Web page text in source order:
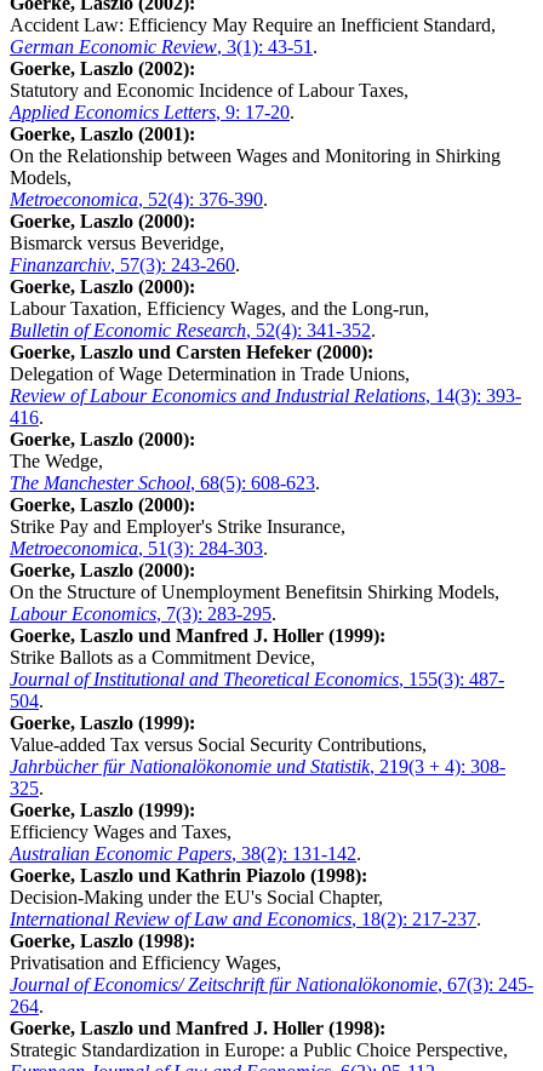
Accident Law: Efficiency May Require an Inefficient Standard,
German Economic Review, 3(1): 43-51 .
Goerke, Laszlo (2002):
Statutory and Economic Incidence of Labour Taxes,
Applied Economics Letters, 9: 17-20.
Goerke, Laszlo (2001):
On the Relationship between Wages and Monitoring in Shirking
Models,
Metroeconomica, 52(4): 376-390.
Goerke, Laszlo (2000):
Bismarck versus Beveridge,
Finanzarchiv, 57(3): 243-260.
Goerke, Laszlo (2000):
Labour Taxation, Efficiency Wages, and the Long-run,
Bulletin of Economic Research, 52(4): 341-352.
Goerke, Laszlo und Carsten Hefeker (2000):
Delegation of Wage Determination in Trade Unions,
Review of Labour Economics and Industrial Relations, 14(3): 393-
416.
Goerke, Laszlo (2000):
The Wedge,
The Manchester School, 68(5): 608-623.
Goerke, Laszlo (2000):
Strike Pay and Employer's Strike Insurance,
Metroeconomica, 51(3): 284-303.
Goerke, Laszlo (2000):
On the Structure of Unemployment Benefitsin Shirking Models,
Labour Economics, 7(3): 283-295.
Goerke, Laszlo und Manfred J. Holler (1999):
Strike Ballots as a Commitment Device,
Journal of Institutional and Theoretical Economics, 155(3): 487-
504.
Goerke, Laszlo (1999):
Value-added Tax versus Social Security Contributions,
Jahrbücher für Nationalökonomie und Statistik, 219(3 + 4): 308-
325.
Goerke, Laszlo (1999):
Efficiency Wages and Taxes,
Australian Economic Papers, 38(2): 131-142.
Goerke, Laszlo und Kathrin Piazolo (1998):
Decision-Making under the EU's Social Chapter,
International Review of Law and Economics, 18(2): 217-237.
Goerke, Laszlo (1998):
Privatisation and Efficiency Wages,
Journal of Economics/ Zeitschrift für Nationalökonomie, 67(3): 245-
264.
Goerke, Laszlo und Manfred J. Holler (1998):
Strategic Standardization in Europe: a Public Choice Perspective,